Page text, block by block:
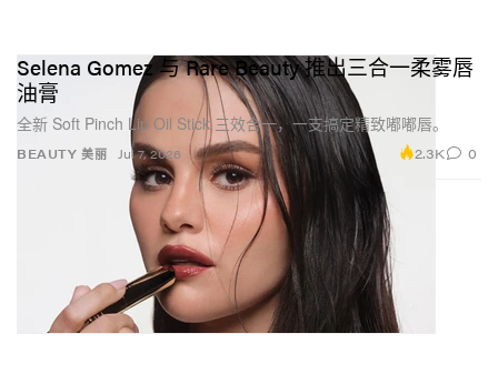
BEAUTY 美丽
Selena Gomez 与 Rare Beauty 推出三合一柔雾唇
油膏
全新 Soft Pinch Lip Oil Stick 三效合一，一支搞定精致嘟嘟唇。
Jul 7, 2026 2.3K 0